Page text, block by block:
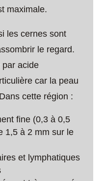
maximale.
les cernes sont
le regard.
par acide
car la peau
cette région :
fine (0,3 à 0,5
1,5 à 2 mm sur le
et lymphatiques